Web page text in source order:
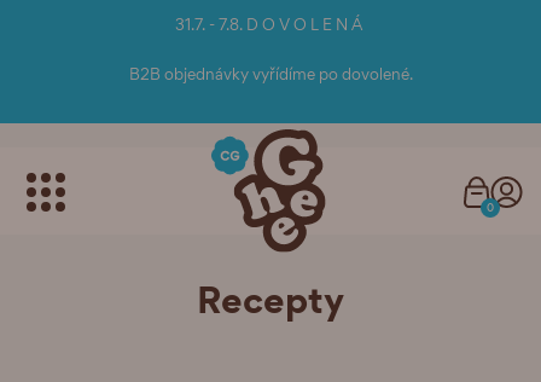
31.7. - 7.8. D O V O L E N Á
B2B objednávky vyřídíme po dovolené.
0
Recepty